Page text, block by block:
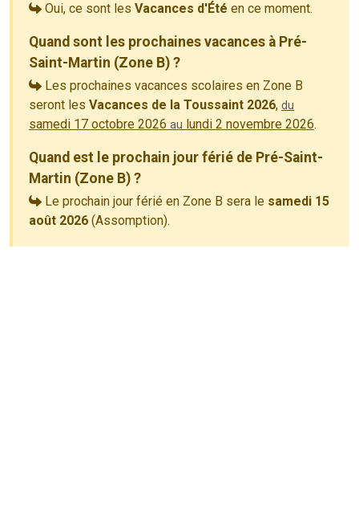
Oui, ce sont les Vacances d'Été en ce moment.
Quand sont les prochaines vacances à Pré-
Saint-Martin (Zone B) ?
Les prochaines vacances scolaires en Zone B
seront les Vacances de la Toussaint 2026, du
samedi 17 octobre 2026 au lundi 2 novembre 2026.
Quand est le prochain jour férié de Pré-Saint-
Martin (Zone B) ?
Le prochain jour férié en Zone B sera le samedi 15
août 2026 (Assomption).